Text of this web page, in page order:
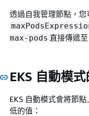
透過自我管理節點，
max-pods 直接傳遞至
EKS 自動模
EKS 自動模式會將節
低的值：